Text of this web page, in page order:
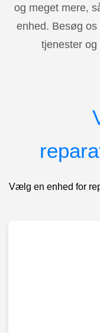
og meget mere,
enhed. Besøg
tjenester
Vælg en enhed for